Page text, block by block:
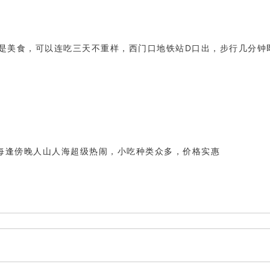
美食，可以连吃三天不重样，西门口地铁站D口出，步行几分钟
傍晚人山人海超级热闹，小吃种类众多，价格实惠